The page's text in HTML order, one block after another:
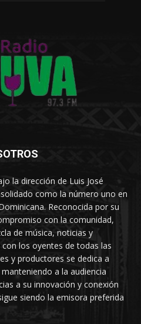
la dirección de Luis José
como la número uno en
Reconocida por su
con la comunidad,
de música, noticias y
los oyentes de todas las
y productores se dedica a
a la audiencia
a su innovación y conexión
siendo la emisora preferida